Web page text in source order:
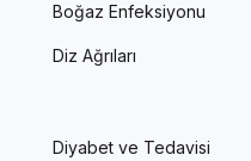
Boğaz Enfeksiyonu
Diz Ağrıları
Diyabet ve Tedavisi